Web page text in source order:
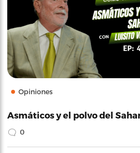
Opiniones
Asmáticos y el polvo del
0